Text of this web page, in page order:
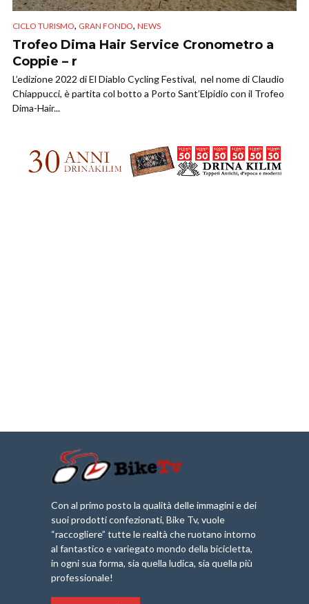
CICLO TURISMO, GRAN FONDO, NEWS
Trofeo Dima Hair Service Cronometro a
Coppie – r
L’edizione 2022 di El Diablo Cycling Festival, nel nome di Claudio
Chiappucci, è partita col botto a Porto Sant’Elpidio con il Trofeo
Dima-Hair...
Con al primo posto la qualità delle immagini e dei
suoi prodotti confezionati, Bike Tv, vuole
“raccogliere” tutte le realtà che ruotano intorno
al fantastico e variegato mondo della bicicletta,
in ogni sua forma, sia quella ludica, sia quella più
professionale!